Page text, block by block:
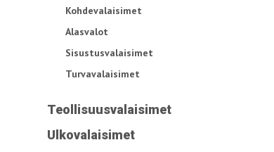
Kohdevalaisimet
Alasvalot
Sisustusvalaisimet
Turvavalaisimet
Teollisuusvalaisimet
Ulkovalaisimet